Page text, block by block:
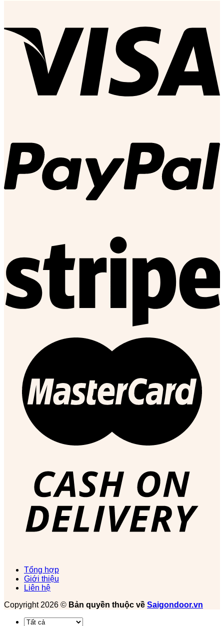
Tổng hợp
Giới thiệu
Liên hệ
Copyright 2026 © Bản quyền thuộc về Saigondoor.vn